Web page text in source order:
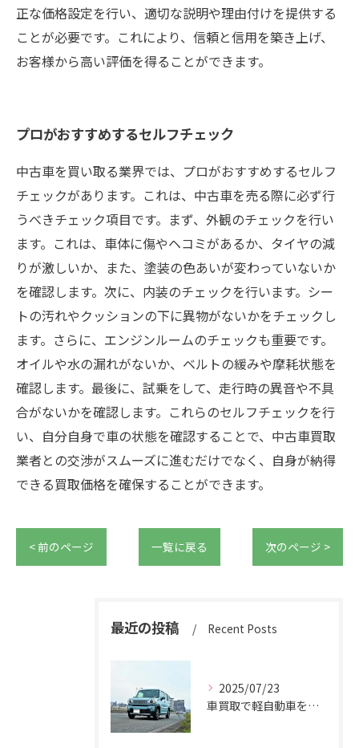
正な価格設定を行い、適切な説明や理由付けを提供する
ことが必要です。これにより、信頼と信用を築き上げ、
お客様から高い評価を得ることができます。
プロがおすすめするセルフチェック
中古車を買い取る業界では、プロがおすすめするセルフ
チェックがあります。これは、中古車を売る際に必ず行
うべきチェック項目です。まず、外観のチェックを行い
ます。これは、車体に傷やヘコミがあるか、タイヤの減
りが激しいか、また、塗装の色あいが変わっていないか
を確認します。次に、内装のチェックを行います。シー
トの汚れやクッションの下に異物がないかをチェックし
ます。さらに、エンジンルームのチェックも重要です。
オイルや水の漏れがないか、ベルトの緩みや摩耗状態を
確認します。最後に、試乗をして、走行時の異音や不具
合がないかを確認します。これらのセルフチェックを行
い、自分自身で車の状態を確認することで、中古車買取
業者との交渉がスムーズに進むだけでなく、自身が納得
できる買取価格を確保することができます。
< 前のページ 一覧に戻る 次のページ >
最近の投稿 Recent Posts
2025/07/23
車買取で軽自動車を千葉県市原市で高く売るための相場と査定ポイント